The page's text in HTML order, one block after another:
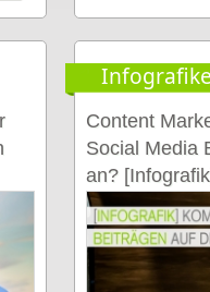
Content
Social Media
an?